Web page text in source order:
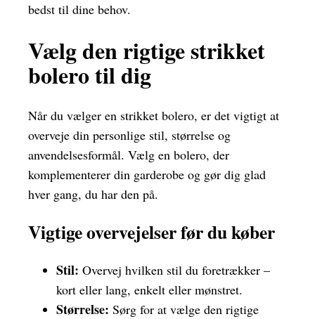
bedst til dine behov.
Vælg den rigtige strikket
bolero til dig
Når du vælger en strikket bolero, er det vigtigt at
overveje din personlige stil, størrelse og
anvendelsesformål. Vælg en bolero, der
komplementerer din garderobe og gør dig glad
hver gang, du har den på.
Vigtige overvejelser før du køber
Stil: Overvej hvilken stil du foretrækker –
kort eller lang, enkelt eller mønstret.
Størrelse: Sørg for at vælge den rigtige